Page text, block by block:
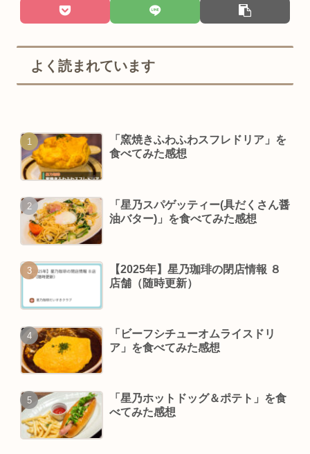
よく読まれています
「窯焼きふわふわスフレドリア」を
食べてみた感想
「星乃スパゲッティー(具だくさん醤
油バター)」を食べてみた感想
【2025年】星乃珈琲の閉店情報 ８
店舗（随時更新）
「ビーフシチューオムライスドリ
ア」を食べてみた感想
「星乃ホットドッグ＆ポテト」を食
べてみた感想